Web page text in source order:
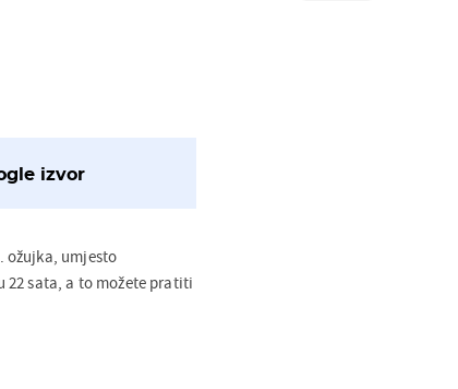
izvor
ožujka, umjesto
22 sata, a to možete pratiti